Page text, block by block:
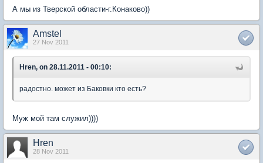
А мы из Тверской области-г.Конаково))
Amstel
27 Nov 2011
Hren, on 28.11.2011 - 00:10:
радостно. может из Баковки кто есть?
Муж мой там служил))))
Hren
28 Nov 2011